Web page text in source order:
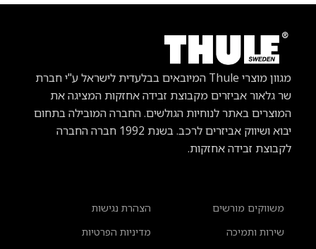
מגוון מוצרי Thule
המיובאים בבלעדית לישראל ע"י חברת
שר גלאור אביזרים מקבוצת זבידה אחזקות המציגה את
המוצרים באתר לנוחיות הגולשים. החברה המובילה בתחום
יבוא ושיווק אביזרים לרכב.
בשנת 1992 חברה החברה
לקבוצת זבידה אחזקות.
משווקים מורשים
שירות ותמיכה
הצהרת נגישות
מדיניות הפרטיות